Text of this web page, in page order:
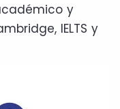
y
IELTS y